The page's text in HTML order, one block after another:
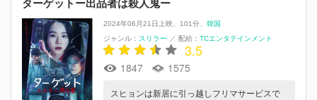
ターゲットー出品者は殺人鬼ー
2024年06月21日上映 101分
韓国
ジャンル： スリラー ／ 配給： TCエンタテインメント
3.5
1847 1575
スヒョンは新居に引っ越しフリマサービスで